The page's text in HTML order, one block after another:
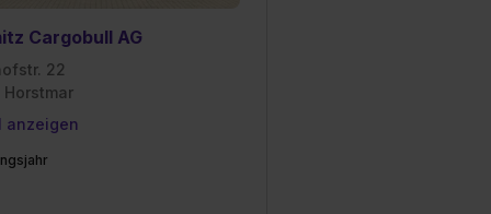
Cargobull AG
22
Horstmar
anzeigen